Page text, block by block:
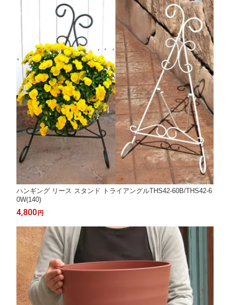
ハンギング リース スタンド トライアングルTHS42-60B/THS42-6
0W(140)
4,800円